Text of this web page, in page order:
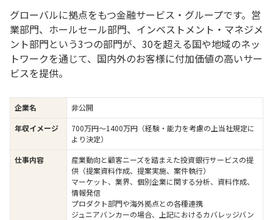
グローバルに拠点をもつ金融サービス・グループです。営
業部門、ホールセール部門、インベストメント・マネジメ
ント部門という3つの部門が、30を超える国や地域のネッ
トワークを通じて、国内外のお客様に付加価値の高いサー
ビスを提供。
企業名
非公開
年収イメージ
700万円〜1400万円（経験・能力を考慮の上当社規定に
より決定）
仕事内容
産業動向と顧客ニーズを踏まえた投資銀行サービスの提
供（提案資料作成、提案実施、案件執行）
マーケット、業界、個別企業に関する分析、資料作成、
情報発信
プロダクト部門や海外拠点との各種連携
ジュニアバンカーの場合、上記におけるカバレッジバン